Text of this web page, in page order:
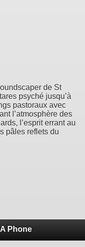
de St
psyché jusqu’à
pastoraux avec
l’atmosphère des
l’esprit errant au
pâles reflets du
Phone